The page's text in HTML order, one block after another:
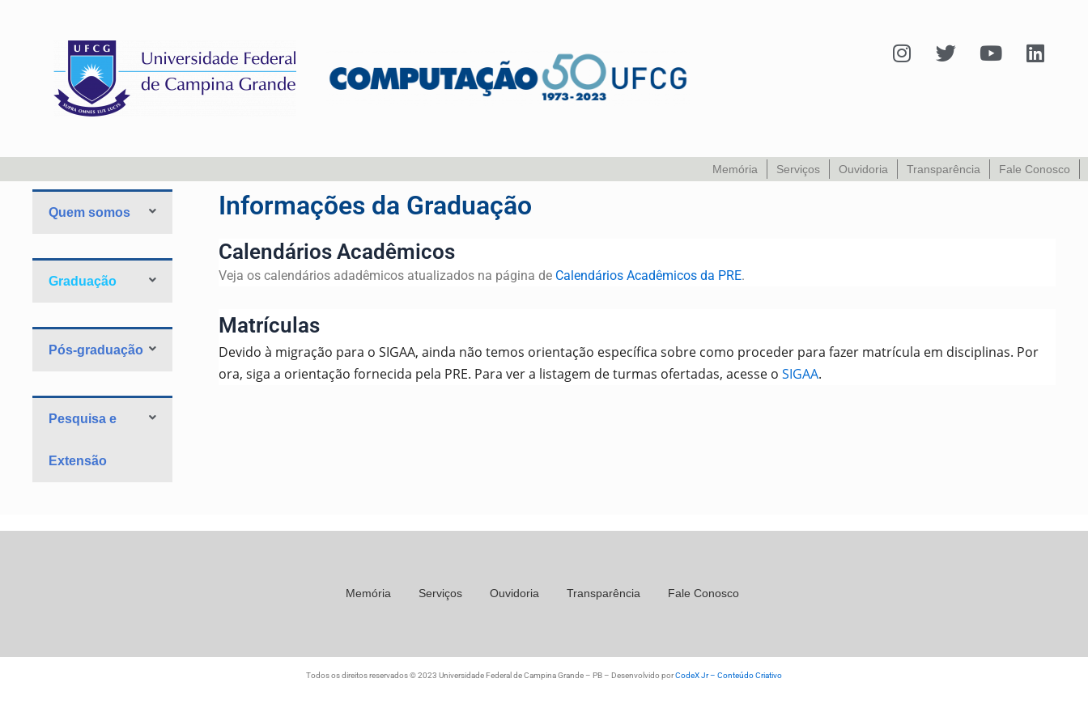
I
n
r
a
T
w
r
Y
o
e
L
i
i
n
Memória Serviços Ouvidoria Transparência Fale Conosco
Quem somos
Graduação
Pós-graduação
Pesquisa e
Extensão
Informações da Graduação
Calendários Acadêmicos
Veja os calendários adadêmicos atualizados na página de Calendários Acadêmicos da PRE.
Matrículas
Devido à migração para o SIGAA, ainda não temos orientação específica sobre como proceder para fazer matrícula em disciplinas. Por
ora, siga a orientação fornecida pela PRE. Para ver a listagem de turmas ofertadas, acesse o SIGAA.
Memória Serviços Ouvidoria Transparência Fale Conosco
Todos os direitos reservados © 2023 Universidade Federal de Campina Grande – PB – Desenvolvido porCodeX Jr – Conteúdo Criativo